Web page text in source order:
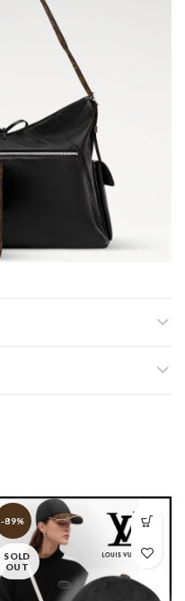
-89%
SOLD
OUT